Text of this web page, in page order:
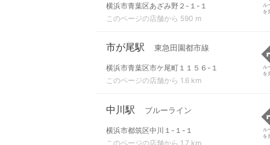
横浜市青葉区あざみ野２-１-１
このページの店舗から 590 m
ル
を
市が尾駅 東急田園都市線
横浜市青葉区市ケ尾町１１５６-１
このページの店舗から 1.6 km
ル
を
中川駅 ブルーライン
横浜市都筑区中川１-１-１
このページの店舗から 1.7 km
ル
を